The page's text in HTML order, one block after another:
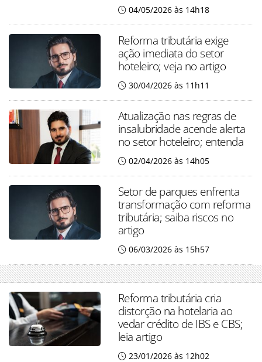
04/05/2026 às 14h18
Reforma tributária exige
ação imediata do setor
hoteleiro; veja no artigo
30/04/2026 às 11h11
Atualização nas regras de
insalubridade acende alerta
no setor hoteleiro; entenda
02/04/2026 às 14h05
Setor de parques enfrenta
transformação com reforma
tributária; saiba riscos no
artigo
06/03/2026 às 15h57
Reforma tributária cria
distorção na hotelaria ao
vedar crédito de IBS e CBS;
leia artigo
23/01/2026 às 12h02